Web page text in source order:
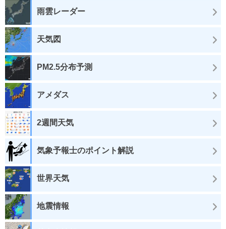
雨雲レーダー
天気図
PM2.5分布予測
アメダス
2週間天気
気象予報士のポイント解説
世界天気
地震情報